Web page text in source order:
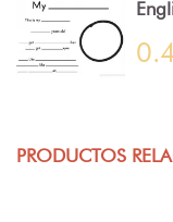
PRODUCTOS